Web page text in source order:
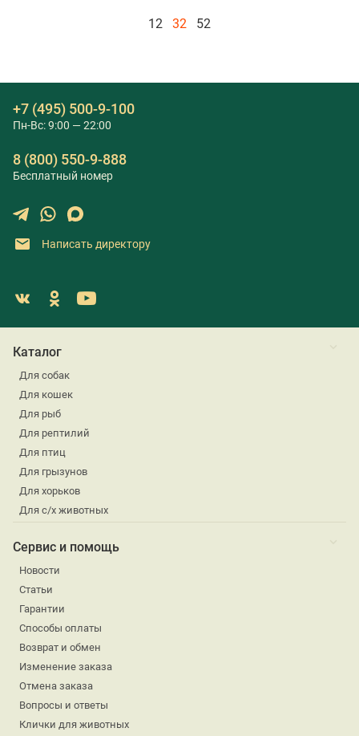
12 32 52
+7 (495) 500-9-100
Пн-Вс: 9:00 — 22:00
8 (800) 550-9-888
Бесплатный номер
Написать директору
Каталог
Для собак
Для кошек
Для рыб
Для рептилий
Для птиц
Для грызунов
Для хорьков
Для с/х животных
Сервис и помощь
Новости
Статьи
Гарантии
Способы оплаты
Возврат и обмен
Изменение заказа
Отмена заказа
Вопросы и ответы
Клички для животных